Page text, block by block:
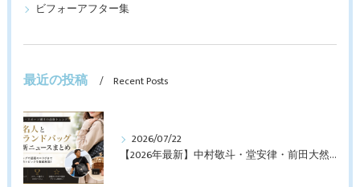
ビフォーアフター集
最近の投稿 Recent Posts
2026/07/22
【2026年最新】中村敬斗・堂安律・前田大然も愛用！日本代表選手が持つブランドバッグとは？修理・メンテナンス方法も解説